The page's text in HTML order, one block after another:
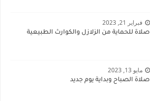
فبراير 21, 2023
صلاة للحماية من الزلازل والكوارث الطبيعية
مايو 13, 2023
صلاة الصباح وبداية يوم جديد